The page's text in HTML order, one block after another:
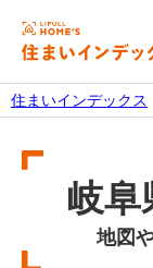
住まいインデックス
岐阜
地図